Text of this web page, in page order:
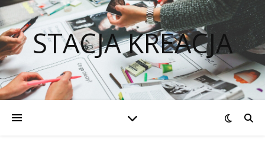
STACJA KREACJA